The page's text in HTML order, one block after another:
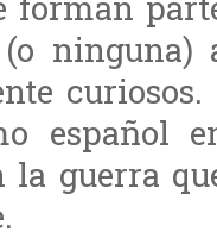
ninguna)
español
la guerra